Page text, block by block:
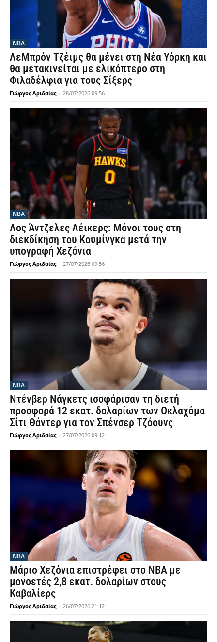
NBA
ΛεΜπρόν Τζέιμς θα μένει στη Νέα Υόρκη και
θα μετακινείται με ελικόπτερο στη
Φιλαδέλφια για τους Σίξερς
Γιώργος Αριδαίας - 28/07/2026 09:56
NBA
Λος Άντζελες Λέικερς: Μόνοι τους στη
διεκδίκηση του Κουμίνγκα μετά την
υπογραφή Χεζόνια
Γιώργος Αριδαίας - 27/07/2026 09:56
NBA
Ντένβερ Νάγκετς ισοφάρισαν τη διετή
προσφορά 12 εκατ. δολαρίων των Οκλαχόμα
Σίτι Θάντερ για τον Σπένσερ Τζόουνς
Γιώργος Αριδαίας - 27/07/2026 09:12
NBA
Μάριο Χεζόνια επιστρέφει στο ΝΒΑ με
μονοετές 2,8 εκατ. δολαρίων στους
Καβαλίερς
Γιώργος Αριδαίας - 26/07/2026 21:12